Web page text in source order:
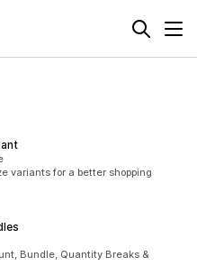
variants for a better shopping
Bundle, Quantity Breaks &